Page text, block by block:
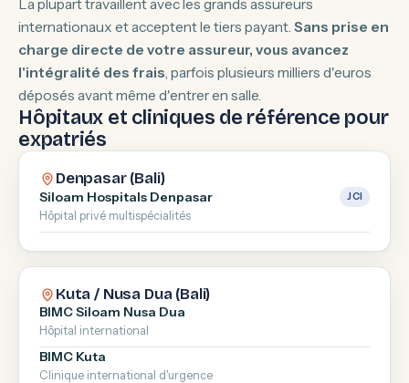
La plupart travaillent avec les grands assureurs
internationaux et acceptent le tiers payant. Sans prise en
charge directe de votre assureur, vous avancez
l'intégralité des frais, parfois plusieurs milliers d'euros
déposés avant même d'entrer en salle.
Hôpitaux et cliniques de référence pour
expatriés
Denpasar (Bali)
Siloam Hospitals Denpasar JCI
Hôpital privé multispécialités
Kuta / Nusa Dua (Bali)
BIMC Siloam Nusa Dua
Hôpital international
BIMC Kuta
Clinique international d'urgence